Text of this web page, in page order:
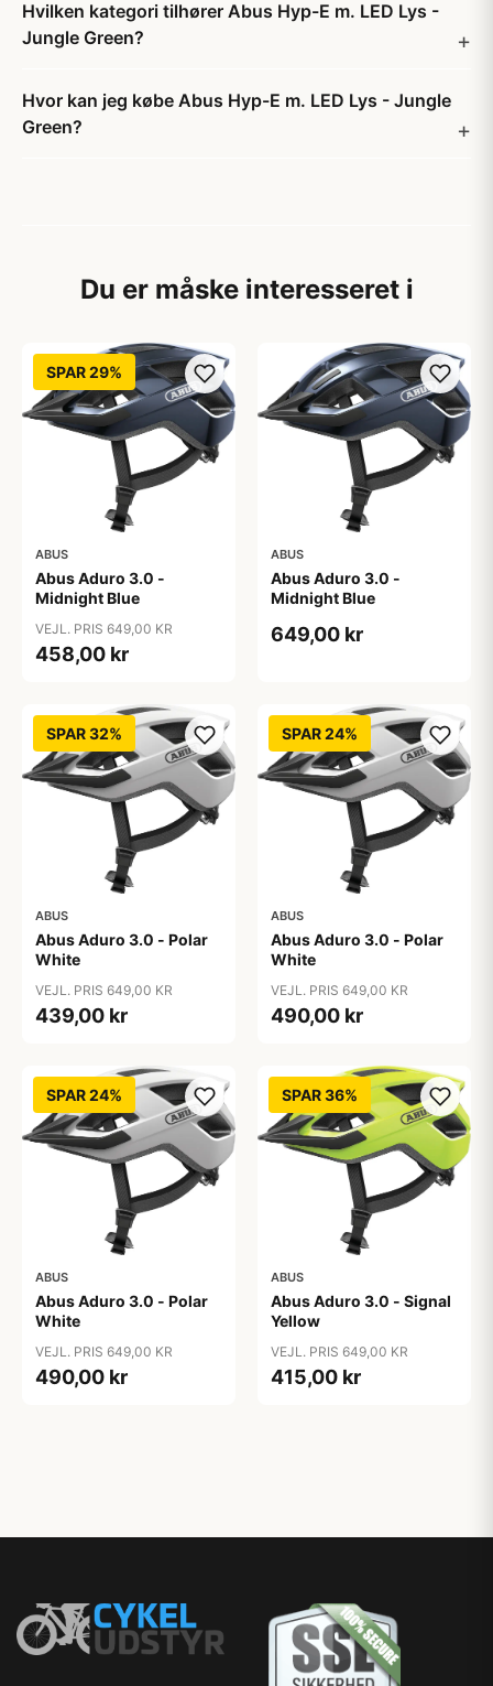
Hvilken kategori tilhører Abus Hyp-E m. LED Lys -
Jungle Green?
Hvor kan jeg købe Abus Hyp-E m. LED Lys - Jungle
Green?
Du er måske interesseret i
SPAR 29%
ABUS
Abus Aduro 3.0 -
Midnight Blue
VEJL. PRIS 649,00 KR
458,00 kr
ABUS
Abus Aduro 3.0 -
Midnight Blue
649,00 kr
SPAR 32%
ABUS
Abus Aduro 3.0 - Polar
White
VEJL. PRIS 649,00 KR
439,00 kr
SPAR 24%
ABUS
Abus Aduro 3.0 - Polar
White
VEJL. PRIS 649,00 KR
490,00 kr
SPAR 24%
ABUS
Abus Aduro 3.0 - Polar
White
VEJL. PRIS 649,00 KR
490,00 kr
SPAR 36%
ABUS
Abus Aduro 3.0 - Signal
Yellow
VEJL. PRIS 649,00 KR
415,00 kr